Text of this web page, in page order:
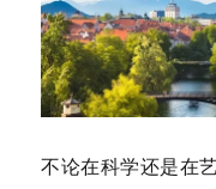
不论在科学还是在